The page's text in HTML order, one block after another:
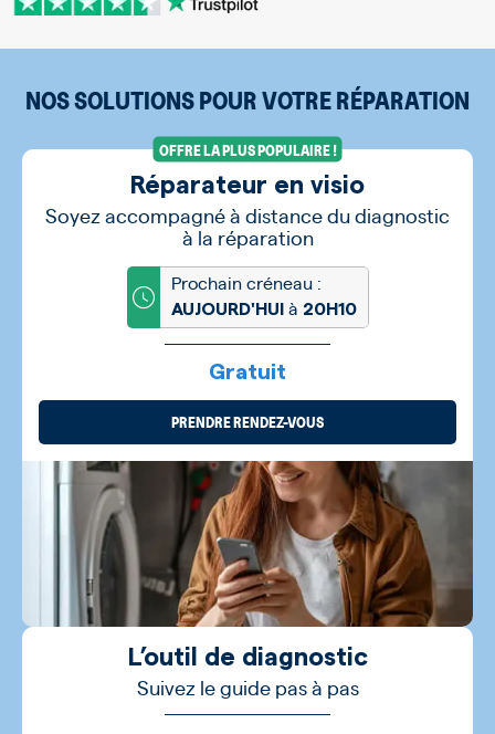
NOS SOLUTIONS POUR VOTRE RÉPARATION
OFFRE LA PLUS POPULAIRE !
Réparateur en visio
Soyez accompagné à distance du diagnostic
à la réparation
Prochain créneau :
AUJOURD'HUI à 20H10
Gratuit
PRENDRE RENDEZ-VOUS
L’outil de diagnostic
Suivez le guide pas à pas